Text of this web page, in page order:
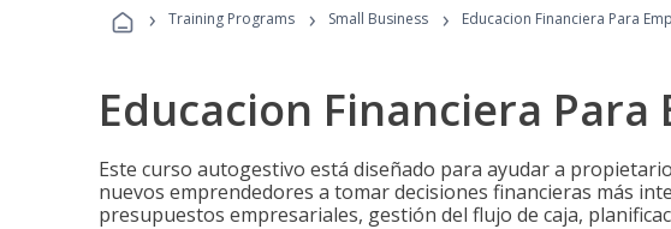
› Training Programs › Small Business › Educacion Financiera Para
Educacion Financiera
Este curso autogestivo está diseñado para ayudar a
nuevos emprendedores a tomar decisiones financieras más
presupuestos empresariales, gestión del flujo de caja,